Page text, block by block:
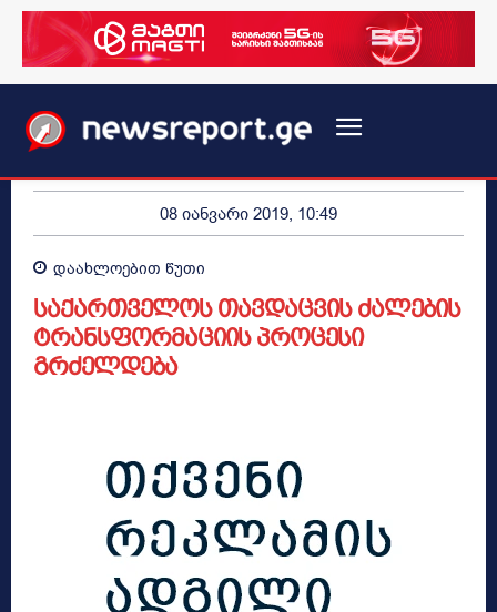
08 იანვარი 2019, 10:49
დაახლოებით წუთი
საქართველოს თავდაცვის ძალების
ტრანსფორმაციის პროცესი
გრძელდება